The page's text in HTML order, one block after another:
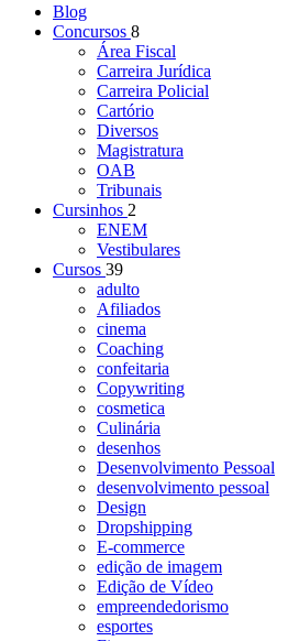
Blog
Concursos 8
Área Fiscal
Carreira Jurídica
Carreira Policial
Cartório
Diversos
Magistratura
OAB
Tribunais
Cursinhos 2
ENEM
Vestibulares
Cursos 39
adulto
Afiliados
cinema
Coaching
confeitaria
Copywriting
cosmetica
Culinária
desenhos
Desenvolvimento Pessoal
desenvolvimento pessoal
Design
Dropshipping
E-commerce
edição de imagem
Edição de Vídeo
empreendedorismo
esportes